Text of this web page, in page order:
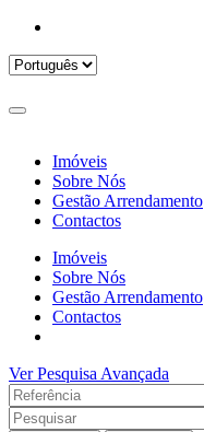
Imóveis
Sobre Nós
Gestão Arrendamento
Contactos
Imóveis
Sobre Nós
Gestão Arrendamento
Contactos
Ver Pesquisa Avançada